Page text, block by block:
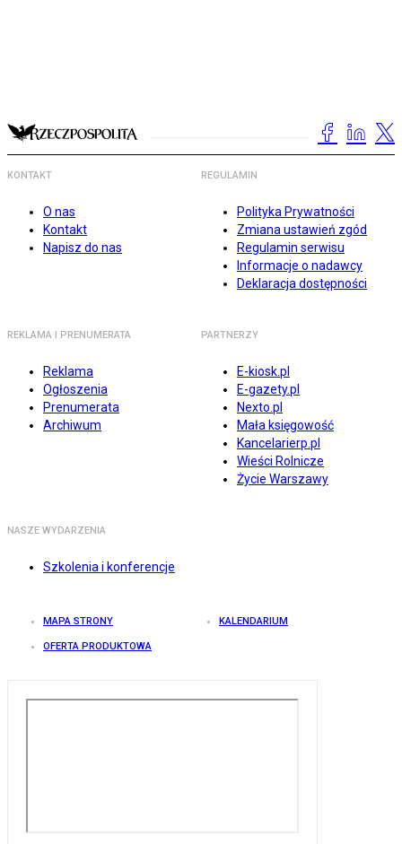
KONTAKT
O nas
Kontakt
Napisz do nas
REGULAMIN
Polityka Prywatności
Zmiana ustawień zgód
Regulamin serwisu
Informacje o nadawcy
Deklaracja dostępności
REKLAMA I PRENUMERATA
Reklama
Ogłoszenia
Prenumerata
Archiwum
PARTNERZY
E-kiosk.pl
E-gazety.pl
Nexto.pl
Mała księgowość
Kancelarierp.pl
Wieści Rolnicze
Życie Warszawy
NASZE WYDARZENIA
Szkolenia i konferencje
MAPA STRONY KALENDARIUM
OFERTA PRODUKTOWA